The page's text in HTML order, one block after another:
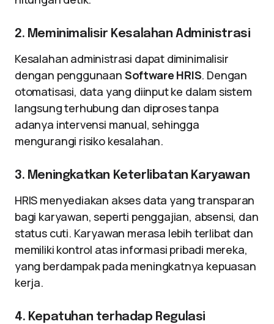
2. Meminimalisir Kesalahan Administrasi
Kesalahan administrasi dapat diminimalisir
dengan penggunaan Software HRIS. Dengan
otomatisasi, data yang diinput ke dalam sistem
langsung terhubung dan diproses tanpa
adanya intervensi manual, sehingga
mengurangi risiko kesalahan.
3. Meningkatkan Keterlibatan Karyawan
HRIS menyediakan akses data yang transparan
bagi karyawan, seperti penggajian, absensi, dan
status cuti. Karyawan merasa lebih terlibat dan
memiliki kontrol atas informasi pribadi mereka,
yang berdampak pada meningkatnya kepuasan
kerja.
4. Kepatuhan terhadap Regulasi